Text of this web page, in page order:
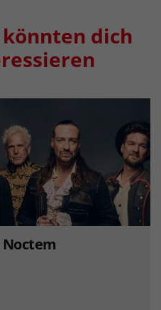
könnten dich
Noctem